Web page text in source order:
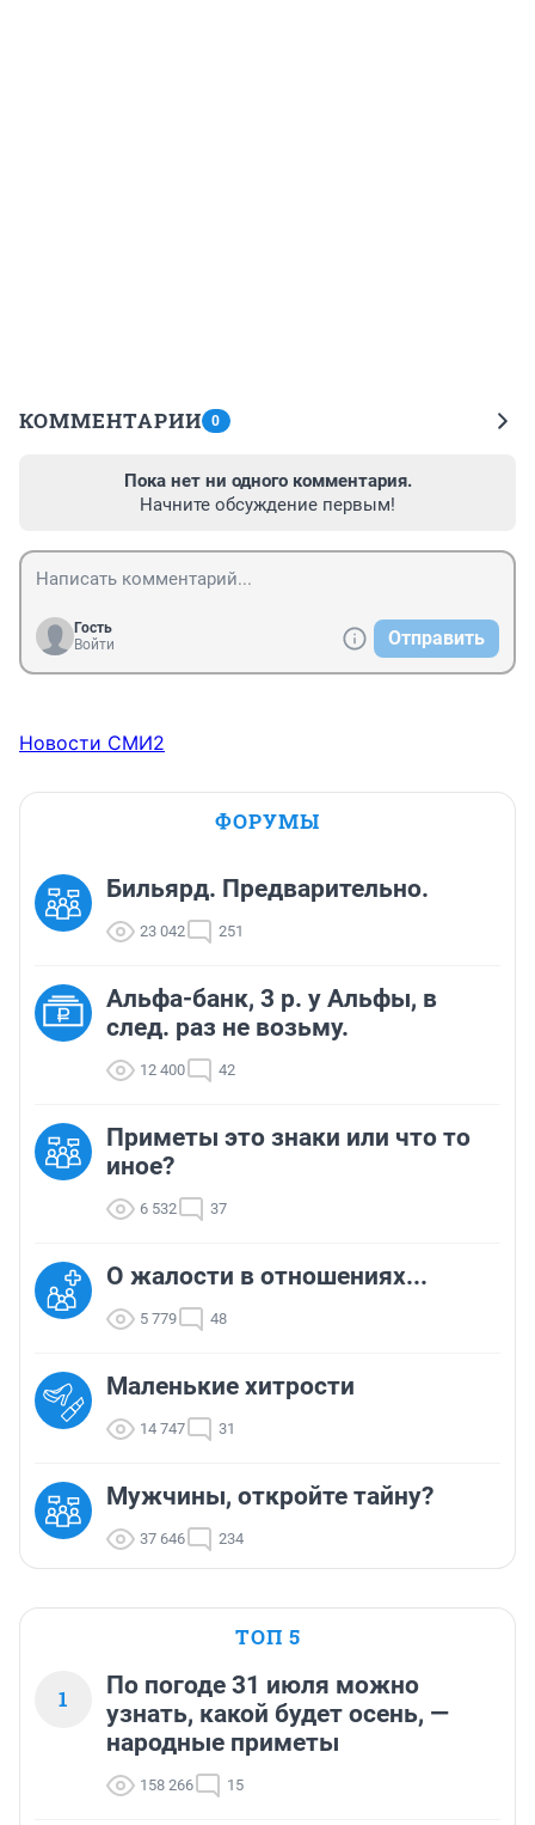
КОММЕНТАРИИ 0
Пока нет ни одного комментария.
Начните обсуждение первым!
Гость
Войти
Отправить
Новости СМИ2
ФОРУМЫ
Бильярд. Предварительно.
23 042 251
Альфа-банк, 3 р. у Альфы, в
след. раз не возьму.
12 400 42
Приметы это знаки или что то
иное?
6 532 37
О жалости в отношениях...
5 779 48
Маленькие хитрости
14 747 31
Мужчины, откройте тайну?
37 646 234
ТОП 5
1
По погоде 31 июля можно
узнать, какой будет осень, —
народные приметы
158 266 15